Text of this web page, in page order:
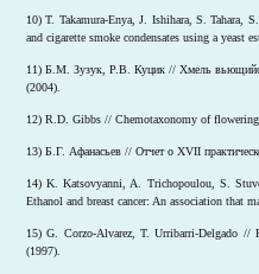
10) T. Takamura-Enya, J. Ishihara, S.
and cigarette smoke condensates using a yeast
11) Б.М. Зузук, Р.В. Куцик // Хмель
(2004).
12) R.D. Gibbs // Chemotaxonomy of
13) Б.Г. Афанасьев // Отчет о XVII
14) K. Katsovyanni, A. Trichopoulou, S.
Ethanol and breast cancer: An association that
15) G. Corzo-Alvarez, T. Urribarri-Delgado //
(1997).